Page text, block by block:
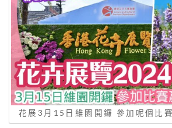
花展3月15日維園開鑼 參加呢個比